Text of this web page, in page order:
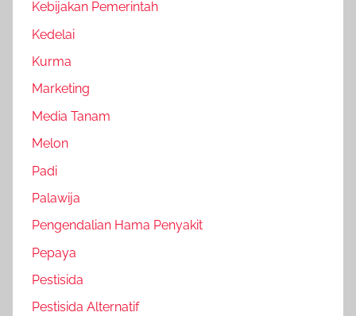
Kebijakan Pemerintah
Kedelai
Kurma
Marketing
Media Tanam
Melon
Padi
Palawija
Pengendalian Hama Penyakit
Pepaya
Pestisida
Pestisida Alternatif